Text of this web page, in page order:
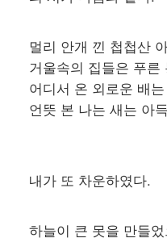
멀리 안개 낀 첩첩산
거울속의 집들은 푸른
어디서 온 외로운 배
언뜻 본 나는 새는 아
내가 또 차운하였다.
하늘이 큰 못을 만들